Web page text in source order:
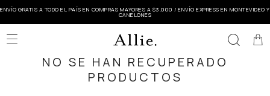
ENVÍO GRATIS A TODO EL PAÍS EN COMPRAS MAYORES A $3.000 / ENVÍO EXPRESS EN MONTEVIDEO Y
CANELONES

NO SE HAN RECUPERADO
PRODUCTOS